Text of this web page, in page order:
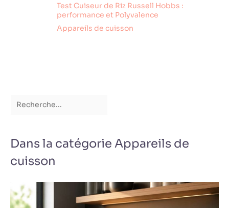
Test Cuiseur de Riz Russell Hobbs :
performance et Polyvalence
Appareils de cuisson
Dans la catégorie Appareils de
cuisson